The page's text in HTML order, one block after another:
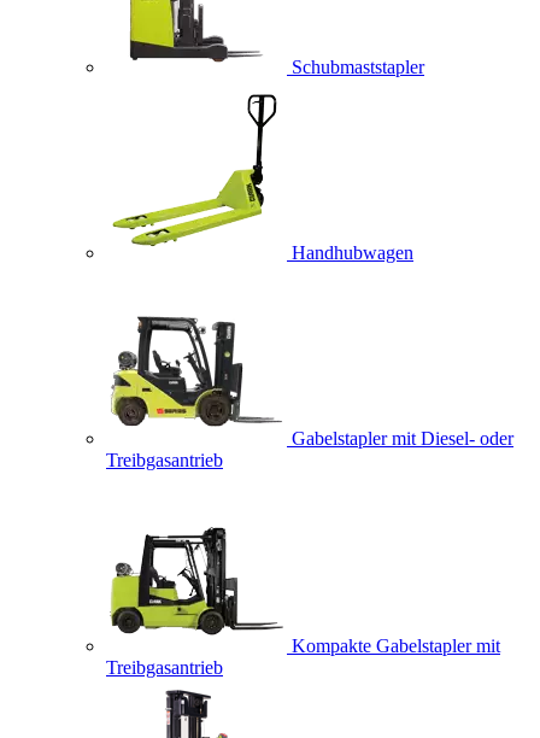
Schubmaststapler
Handhubwagen
Gabelstapler mit Diesel- oder
Treibgasantrieb
Kompakte Gabelstapler mit
Treibgasantrieb